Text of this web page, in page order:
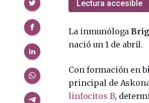
Lectura accesible
La inmunóloga
nació un 1 de abril.
Con formación en
principal de
linfocitos B,